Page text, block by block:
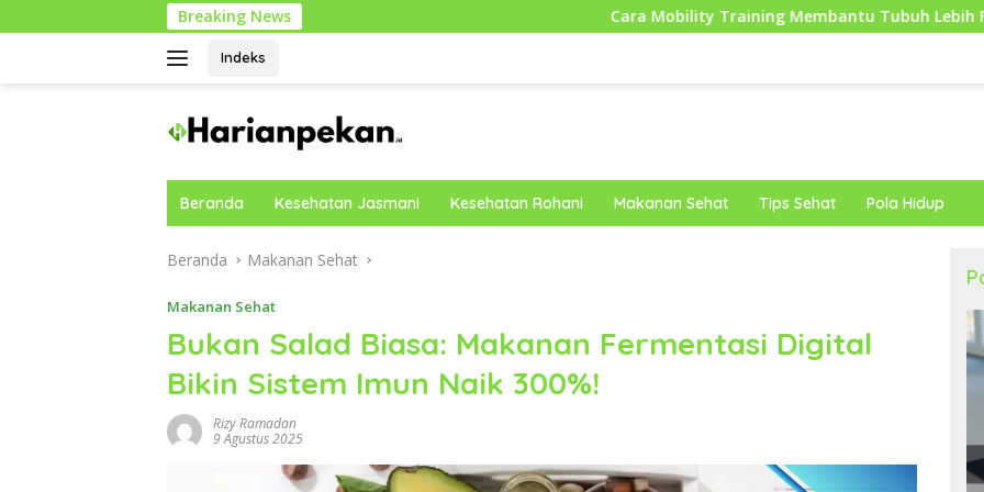
ke
Breaking News Cara Mobility Training Membantu Tubuh Lebih Fleksibel dan Siap
Indeks
Beranda Kesehatan Jasmani Kesehatan Rohani Makanan Sehat Tips Sehat Pola Hidup
Beranda Makanan Sehat
Makanan Sehat
Bukan Salad Biasa: Makanan Fermentasi Digital
Bikin Sistem Imun Naik 300%!
Rizy Ramadan
9 Agustus 2025